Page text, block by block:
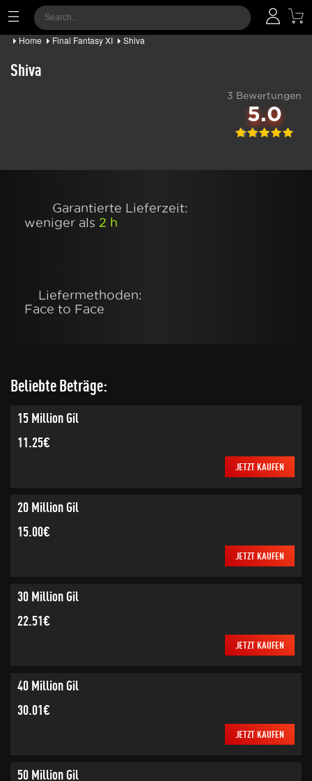
Home Final Fantasy XI Shiva
Shiva
3 Bewertungen
5.0
Garantierte Lieferzeit:
weniger als 2 h
Liefermethoden:
Face to Face
Beliebte Beträge:
15 Million Gil
11.25€
JETZT KAUFEN
20 Million Gil
15.00€
JETZT KAUFEN
30 Million Gil
22.51€
JETZT KAUFEN
40 Million Gil
30.01€
JETZT KAUFEN
50 Million Gil